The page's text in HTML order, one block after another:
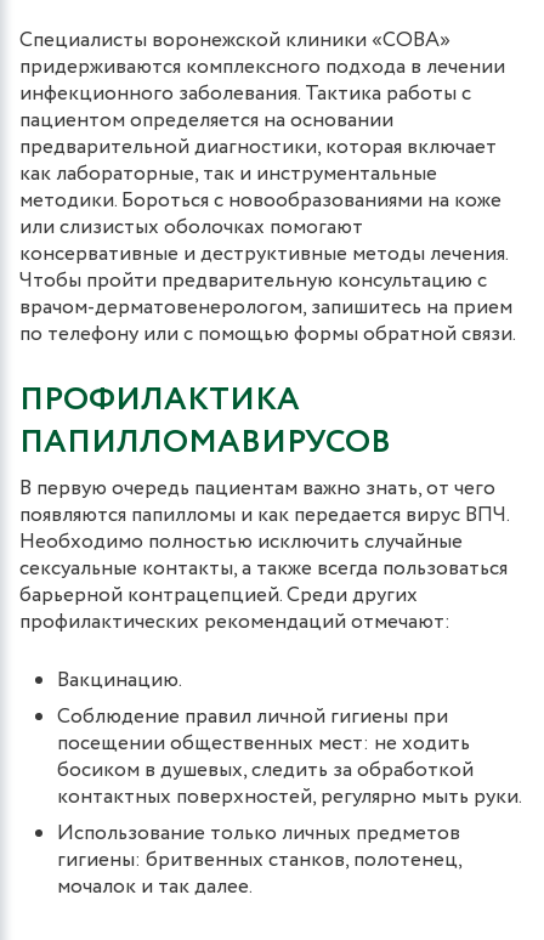
Специалисты воронежской клиники «СОВА»
придерживаются комплексного подхода в лечении
инфекционного заболевания. Тактика работы с
пациентом определяется на основании
предварительной диагностики, которая включает
как лабораторные, так и инструментальные
методики. Бороться с новообразованиями на коже
или слизистых оболочках помогают
консервативные и деструктивные методы лечения.
Чтобы пройти предварительную консультацию с
врачом-дерматовенерологом, запишитесь на прием
по телефону или с помощью формы обратной связи.
ПРОФИЛАКТИКА
ПАПИЛЛОМАВИРУСОВ
В первую очередь пациентам важно знать, от чего
появляются папилломы и как передается вирус ВПЧ.
Необходимо полностью исключить случайные
сексуальные контакты, а также всегда пользоваться
барьерной контрацепцией. Среди других
профилактических рекомендаций отмечают:
Вакцинацию.
Соблюдение правил личной гигиены при
посещении общественных мест: не ходить
босиком в душевых, следить за обработкой
контактных поверхностей, регулярно мыть руки.
Использование только личных предметов
гигиены: бритвенных станков, полотенец,
мочалок и так далее.